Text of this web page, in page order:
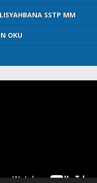
SSTP MM
OKU